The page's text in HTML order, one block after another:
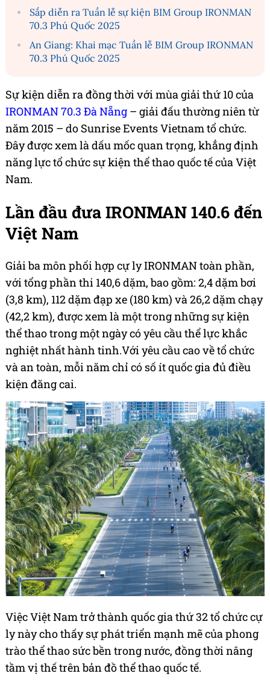
Sắp diễn ra Tuần lễ sự kiện BIM Group IRONMAN
70.3 Phú Quốc 2025
An Giang: Khai mạc Tuần lễ BIM Group IRONMAN
70.3 Phú Quốc 2025
Sự kiện diễn ra đồng thời với mùa giải thứ 10 của
IRONMAN 70.3 Đà Nẵng – giải đấu thường niên từ
năm 2015 – do Sunrise Events Vietnam tổ chức.
Đây được xem là dấu mốc quan trọng, khẳng định
năng lực tổ chức sự kiện thể thao quốc tế của Việt
Nam.
Lần đầu đưa IRONMAN 140.6 đến
Việt Nam
Giải ba môn phối hợp cự ly IRONMAN toàn phần,
với tổng phần thi 140,6 dặm, bao gồm: 2,4 dặm bơi
(3,8 km), 112 dặm đạp xe (180 km) và 26,2 dặm chạy
(42,2 km), được xem là một trong những sự kiện
thể thao trong một ngày có yêu cầu thể lực khắc
nghiệt nhất hành tinh.Với yêu cầu cao về tổ chức
và an toàn, mỗi năm chỉ có số ít quốc gia đủ điều
kiện đăng cai.
Việc Việt Nam trở thành quốc gia thứ 32 tổ chức cự
ly này cho thấy sự phát triển mạnh mẽ của phong
trào thể thao sức bền trong nước, đồng thời nâng
tầm vị thế trên bản đồ thể thao quốc tế.